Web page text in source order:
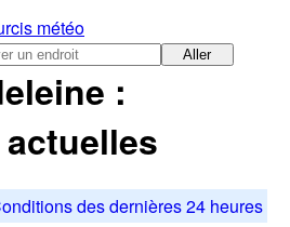
météo
Aller
:
des dernières 24 heures